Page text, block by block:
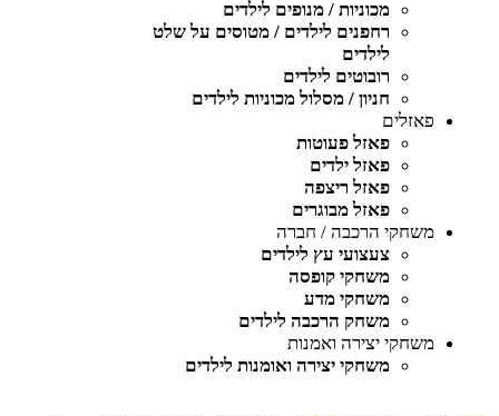
מכוניות / מנופים לילדים
רחפנים לילדים / מטוסים על שלט
לילדים
רובוטים לילדים
חניון / מסלול מכוניות לילדים
פאזלים
פאזל פעוטות
פאזל ילדים
פאזל ריצפה
פאזל מבוגרים
משחקי הרכבה / חברה
צעצועי עץ לילדים
משחקי קופסה
משחקי מדע
משחק הרכבה לילדים
משחקי יצירה ואמנות
משחקי יצירה ואומנות לילדים